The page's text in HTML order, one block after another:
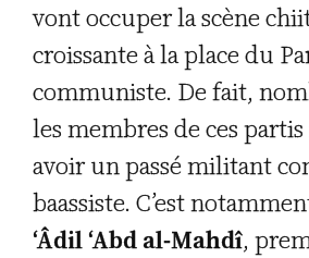
vont occuper la scène
croissante à la place du
communiste. De fait,
les membres de ces
avoir un passé militant
baassiste. C’est
‘Âdil ‘Abd al-Mahdî,